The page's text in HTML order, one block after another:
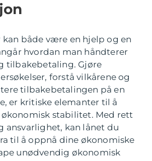
kan både være en hjelp og en
hvordan man håndterer
tilbakebetaling. Gjøre
forstå vilkårene og
tilbakebetalingen på en
er kritiske elemanter til å
stabilitet. Med rett
kan lånet du
til å oppnå dine økonomiske
unødvendig økonomisk